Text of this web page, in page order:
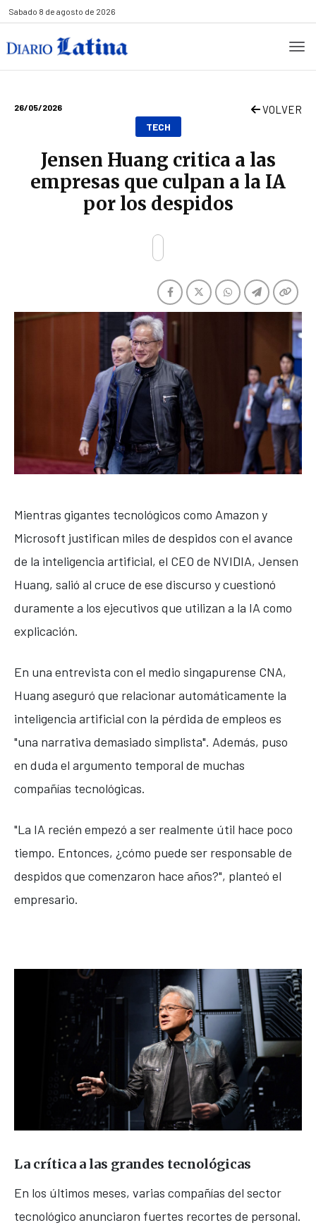
Sabado 8 de agosto de 2026
26/05/2026 VOLVER
TECH
Jensen Huang critica a las
empresas que culpan a la IA
por los despidos
Mientras gigantes tecnológicos como Amazon y
Microsoft justifican miles de despidos con el avance
de la inteligencia artificial, el CEO de NVIDIA, Jensen
Huang, salió al cruce de ese discurso y cuestionó
duramente a los ejecutivos que utilizan a la IA como
explicación.
En una entrevista con el medio singapurense CNA,
Huang aseguró que relacionar automáticamente la
inteligencia artificial con la pérdida de empleos es
"una narrativa demasiado simplista". Además, puso
en duda el argumento temporal de muchas
compañías tecnológicas.
"La IA recién empezó a ser realmente útil hace poco
tiempo. Entonces, ¿cómo puede ser responsable de
despidos que comenzaron hace años?", planteó el
empresario.
La crítica a las grandes tecnológicas
En los últimos meses, varias compañías del sector
tecnológico anunciaron fuertes recortes de personal.